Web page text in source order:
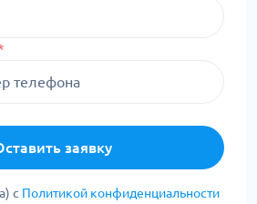
заявку
с Политикой конфиденциальности